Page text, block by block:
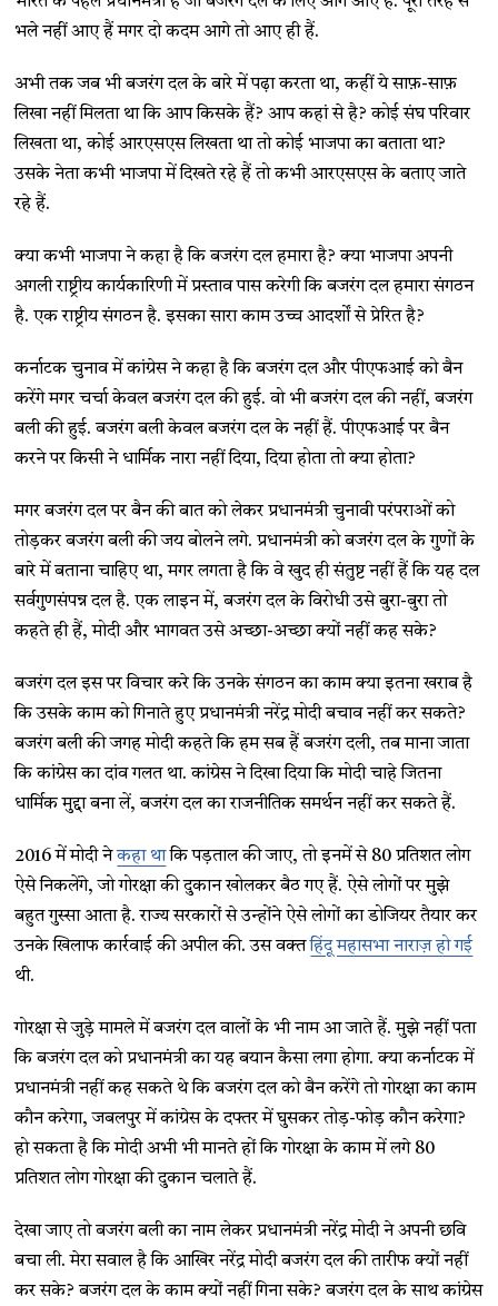
भले नहीं आए हैं मगर दो कदम आगे तो आए ही हैं.
अभी तक जब भी बजरंग दल के बारे में पढ़ा करता था, कहीं ये साफ़-साफ़
लिखा नहीं मिलता था कि आप किसके हैं? आप कहां से है? कोई संघ परिवार
लिखता था, कोई आरएसएस लिखता था तो कोई भाजपा का बताता था?
उसके नेता कभी भाजपा में दिखते रहे हैं तो कभी आरएसएस के बताए जाते
रहे हैं.
क्या कभी भाजपा ने कहा है कि बजरंग दल हमारा है? क्या भाजपा अपनी
अगली राष्ट्रीय कार्यकारिणी में प्रस्ताव पास करेगी कि बजरंग दल हमारा संगठन
है. एक राष्ट्रीय संगठन है. इसका सारा काम उच्च आदर्शों से प्रेरित है?
कर्नाटक चुनाव में कांग्रेस ने कहा है कि बजरंग दल और पीएफआई को बैन
करेंगे मगर चर्चा केवल बजरंग दल की हुई. वो भी बजरंग दल की नहीं, बजरंग
बली की हुई. बजरंग बली केवल बजरंग दल के नहीं हैं. पीएफआई पर बैन
करने पर किसी ने धार्मिक नारा नहीं दिया, दिया होता तो क्या होता?
मगर बजरंग दल पर बैन की बात को लेकर प्रधानमंत्री चुनावी परंपराओं को
तोड़कर बजरंग बली की जय बोलने लगे. प्रधानमंत्री को बजरंग दल के गुणों के
बारे में बताना चाहिए था, मगर लगता है कि वे खुद ही संतुष्ट नहीं हैं कि यह दल
सर्वगुणसंपन्न दल है. एक लाइन में, बजरंग दल के विरोधी उसे बुरा-बुरा तो
कहते ही हैं, मोदी और भागवत उसे अच्छा-अच्छा क्यों नहीं कह सके?
बजरंग दल इस पर विचार करे कि उनके संगठन का काम क्या इतना खराब है
कि उसके काम को गिनाते हुए प्रधानमंत्री नरेंद्र मोदी बचाव नहीं कर सकते?
बजरंग बली की जगह मोदी कहते कि हम सब हैं बजरंग दली, तब माना जाता
कि कांग्रेस का दांव गलत था. कांग्रेस ने दिखा दिया कि मोदी चाहे जितना
धार्मिक मुद्दा बना लें, बजरंग दल का राजनीतिक समर्थन नहीं कर सकते हैं.
2016 में मोदी नेकहा थाकि पड़ताल की जाए, तो इनमें से 80 प्रतिशत लोग
ऐसे निकलेंगे, जो गोरक्षा की दुकान खोलकर बैठ गए हैं. ऐसे लोगों पर मुझे
बहुत गुस्सा आता है. राज्य सरकारों से उन्होंने ऐसे लोगों का डोजियर तैयार कर
उनके खिलाफ कार्रवाई की अपील की. उस वक्तहिंदू महासभा नाराज़ हो गई
थी.
गोरक्षा से जुड़े मामले में बजरंग दल वालों के भी नाम आ जाते हैं. मुझे नहीं पता
कि बजरंग दल को प्रधानमंत्री का यह बयान कैसा लगा होगा. क्या कर्नाटक में
प्रधानमंत्री नहीं कह सकते थे कि बजरंग दल को बैन करेंगे तो गोरक्षा का काम
कौन करेगा, जबलपुर में कांग्रेस के दफ्तर में घुसकर तोड़-फोड़ कौन करेगा?
हो सकता है कि मोदी अभी भी मानते हों कि गोरक्षा के काम में लगे 80
प्रतिशत लोग गोरक्षा की दुकान चलाते हैं.
देखा जाए तो बजरंग बली का नाम लेकर प्रधानमंत्री नरेंद्र मोदी ने अपनी छवि
बचा ली. मेरा सवाल है कि आखिर नरेंद्र मोदी बजरंग दल की तारीफ क्यों नहीं
कर सके? बजरंग दल के काम क्यों नहीं गिना सके? बजरंग दल के साथ कांग्रेस